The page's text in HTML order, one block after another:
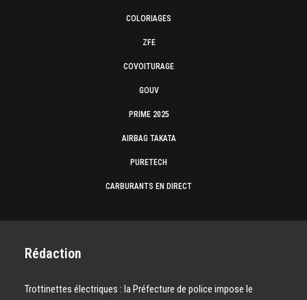
COLORIAGES
ZFE
COVOITURAGE
GOUV
PRIME 2025
AIRBAG TAKATA
PURETECH
CARBURANTS EN DIRECT
Rédaction
Trottinettes électriques : la Préfecture de police impose le